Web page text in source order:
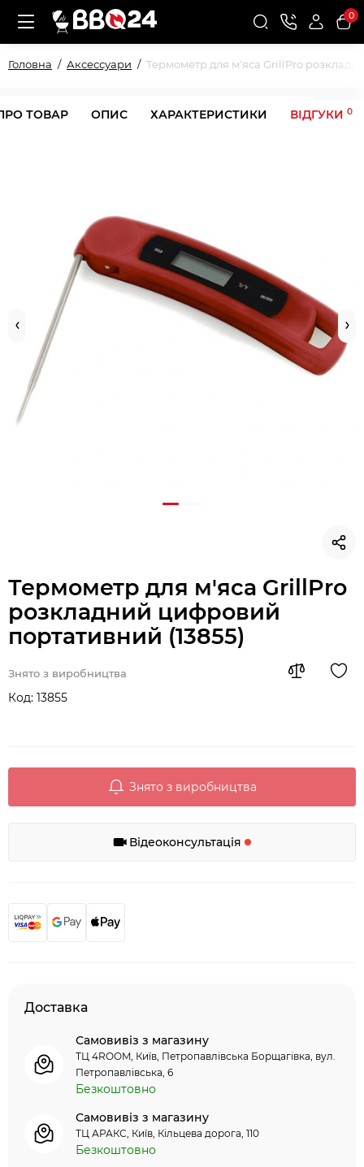
0
Головна Аксессуари Термометр для м'яса GrillPro
ТОВАР ОПИС ХАРАКТЕРИСТИКИ ВІДГУКИ 0
Термометр для м'яса GrillPro
розкладний цифровий
портативний (13855)
Знято з виробництва
Код: 13855
Знято з виробництва
Відеоконсультація
Доставка
Самовивіз з магазину
ТЦ 4ROOM, Київ, Петропавлівська Борщагівка, вул.
Петропавлівська, 6
Безкоштовно
Самовивіз з магазину
ТЦ АРАКС, Київ, Кільцева дорога, 110
Безкоштовно